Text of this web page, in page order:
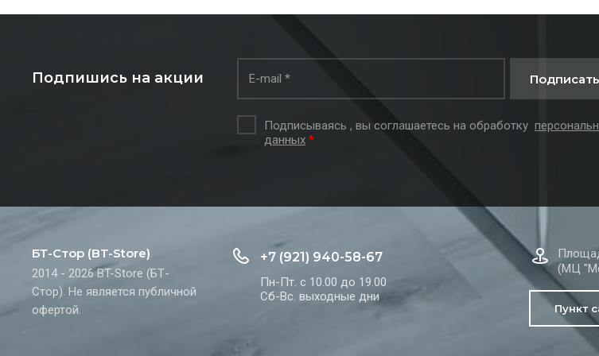
Подпишись на акции
Подписываясь , вы соглашаетесь на обработку
данных *
БТ-Стор (BT-Store)
2014 - 2026 BT-Store (БТ-
Стор). Не является публичной
офертой.
+7 (921) 940-58-67
Пн-Пт. с 10.00 до 19.00
Сб-Вс. выходные дни
(МЦ
Пункт